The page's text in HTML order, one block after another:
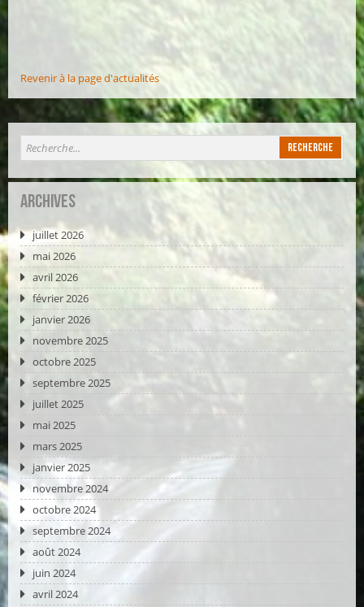
Revenir à la page d'actualités
Archives
juillet 2026
mai 2026
avril 2026
février 2026
janvier 2026
novembre 2025
octobre 2025
septembre 2025
juillet 2025
mai 2025
mars 2025
janvier 2025
novembre 2024
octobre 2024
septembre 2024
août 2024
juin 2024
avril 2024